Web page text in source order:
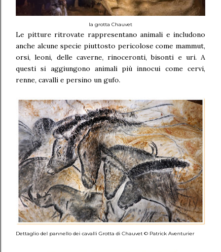
la grotta Chauvet
Le pitture ritrovate rappresentano animali e includono
anche alcune specie piuttosto pericolose come mammut,
orsi, leoni, delle caverne, rinoceronti, bisonti e uri. A
questi si aggiungono animali più innocui come cervi,
renne, cavalli e persino un gufo.
Dettaglio del pannello dei cavalli Grotta di Chauvet © Patrick Aventurier